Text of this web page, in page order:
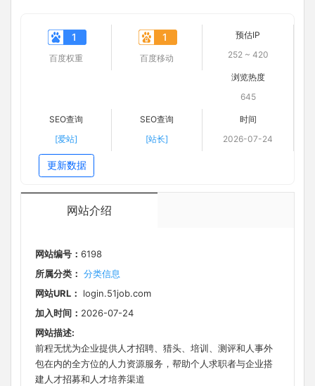
1
百度权重
1
百度移动
预估IP
252 ~ 420
浏览热度
645
SEO查询
[爱站]
SEO查询
[站长]
时间
2026-07-24
更新数据
网站介绍
网站编号： 6198
所属分类： 分类信息
网站URL：
login.51job.com
加入时间： 2026-07-24
网站描述:
前程无忧为企业提供人才招聘、猎头、培训、测评和人事外
包在内的全方位的人力资源服务，帮助个人求职者与企业搭
建人才招募和人才培养渠道